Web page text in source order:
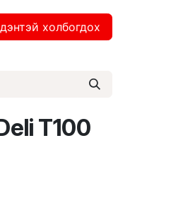
холбогдох
T100